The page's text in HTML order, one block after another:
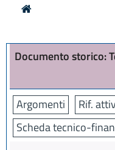
Documento storico:
Argomenti Rif.
Scheda tecnico-